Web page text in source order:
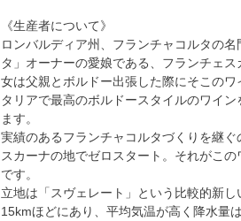
《生産者について》
ロンバルディア州、フランチャコルタの
タ」オーナーの愛娘である、フランチェ
女は父親とボルドー出張した際にそこのワ
タリアで最高のボルドースタイルのワイ
ます。
実績のあるフランチャコルタづくりを継ぐ
スカーナの地でゼロスタート。それがこの
です。
立地は「スヴェレート」という比較的新し
15kmほどにあり、平均気温が高く降水量